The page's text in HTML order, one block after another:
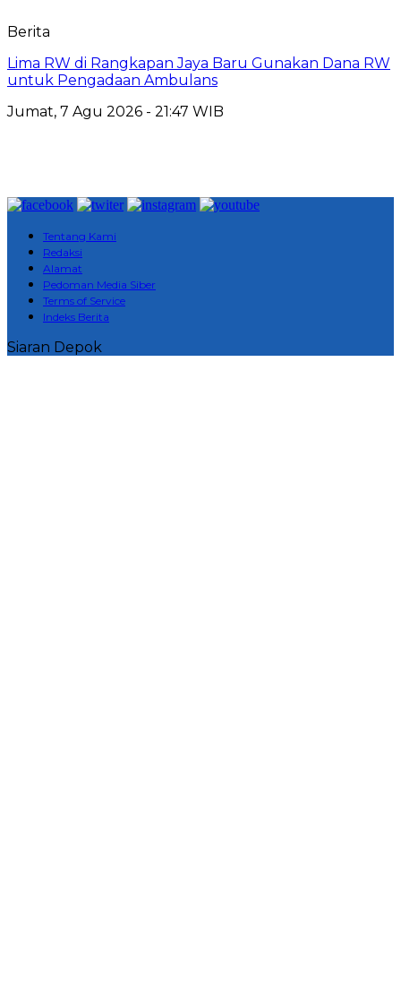
Berita
Lima RW di Rangkapan Jaya Baru Gunakan Dana RW
untuk Pengadaan Ambulans
Jumat, 7 Agu 2026 - 21:47 WIB
Tentang Kami
Redaksi
Alamat
Pedoman Media Siber
Terms of Service
Indeks Berita
Siaran Depok